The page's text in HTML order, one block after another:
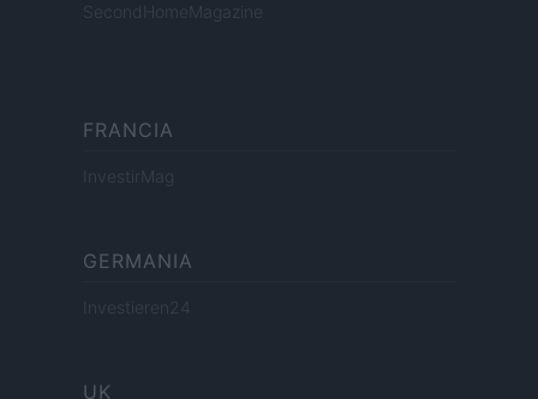
SecondHomeMagazine
FRANCIA
InvestirMag
GERMANIA
Investieren24
UK